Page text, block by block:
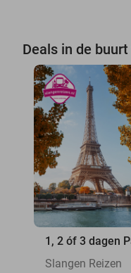
Deals in de
1, 2 óf 3 dagen
Slangen Reizen